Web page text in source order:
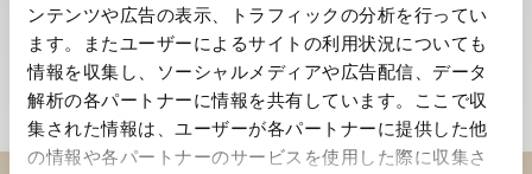
ンテンツや広告の表示、トラフィックの分析を行ってい
ます。またユーザーによるサイトの利用状況についても
情報を収集し、ソーシャルメディアや広告配信、データ
解析の各パートナーに情報を共有しています。ここで収
集された情報は、ユーザーが各パートナーに提供した他
の情報や各パートナーのサービスを使用した際に収集さ